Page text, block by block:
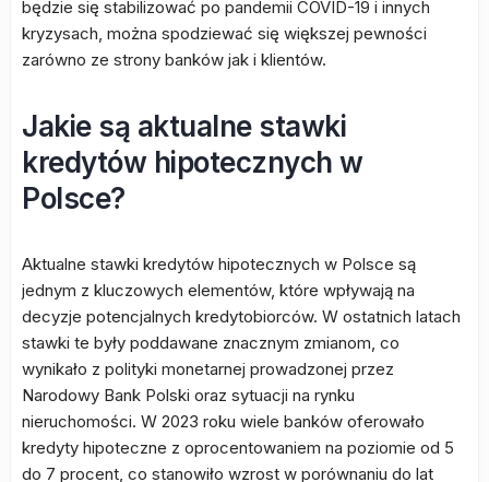
będzie się stabilizować po pandemii COVID-19 i innych
kryzysach, można spodziewać się większej pewności
zarówno ze strony banków jak i klientów.
Jakie są aktualne stawki
kredytów hipotecznych w
Polsce?
Aktualne stawki kredytów hipotecznych w Polsce są
jednym z kluczowych elementów, które wpływają na
decyzje potencjalnych kredytobiorców. W ostatnich latach
stawki te były poddawane znacznym zmianom, co
wynikało z polityki monetarnej prowadzonej przez
Narodowy Bank Polski oraz sytuacji na rynku
nieruchomości. W 2023 roku wiele banków oferowało
kredyty hipoteczne z oprocentowaniem na poziomie od 5
do 7 procent, co stanowiło wzrost w porównaniu do lat